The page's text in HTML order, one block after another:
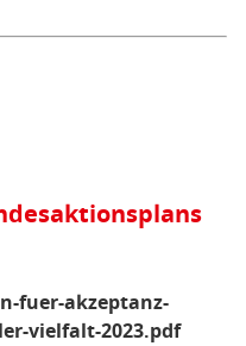
fuer-akzeptanz-
vielfalt-2023.pdf